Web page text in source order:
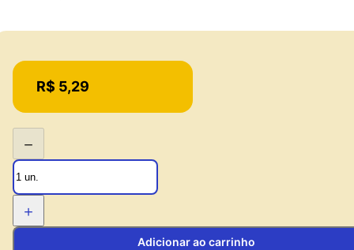
Price:
R$ 5,29
−
+
Adicionar ao carrinho